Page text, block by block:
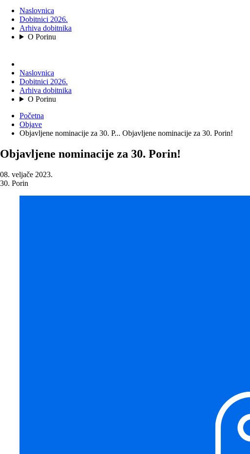
Naslovnica
Dobitnici 2026.
Arhiva dobitnika
O Porinu
Naslovnica
Dobitnici 2026.
Arhiva dobitnika
O Porinu
Početna
Objave
Objavljene nominacije za 30. P... Objavljene nominacije za 30. Porin!
Objavljene nominacije za 30. Porin!
08. veljače 2023.
30. Porin